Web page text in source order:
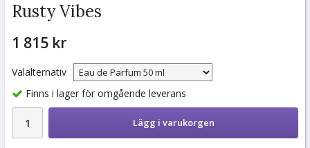
Rusty Vibes
1 815 kr
Valalternativ
Finns i lager för omgående leverans
Lägg i varukorgen